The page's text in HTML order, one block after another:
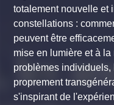
totalement nouvelle et
constellations :
peuvent être
mise en lumière et à
problèmes
proprement
s'inspirant de